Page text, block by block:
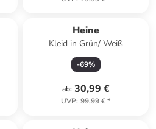
Heine
Kleid in Grün/ Weiß
-69%
ab: 30,99 €
UVP: 99,99 €*